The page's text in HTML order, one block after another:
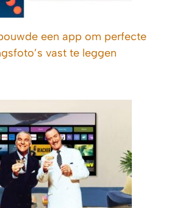
een app om perfecte
vast te leggen